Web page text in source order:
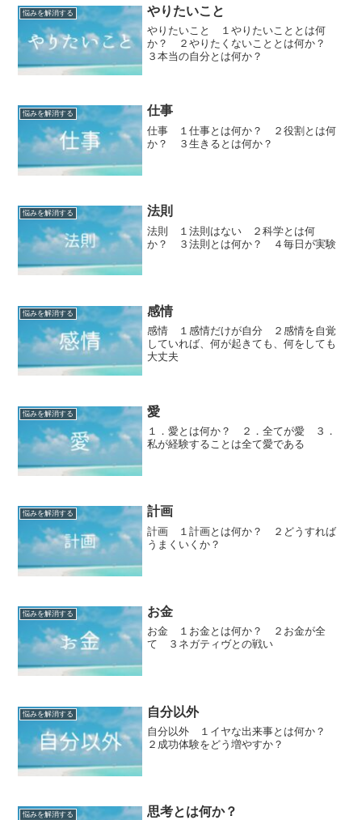
悩みを解消する やりたいこと
やりたいこと １やりたいこととは何
か？ ２やりたくないこととは何か？
３本当の自分とは何か？
悩みを解消する 仕事
仕事 １仕事とは何か？ ２役割とは何
か？ ３生きるとは何か？
悩みを解消する 法則
法則 １法則はない ２科学とは何
か？ ３法則とは何か？ ４毎日が実験
悩みを解消する 感情
感情 １感情だけが自分 ２感情を自覚
していれば、何が起きても、何をしても
大丈夫
悩みを解消する 愛
１．愛とは何か？ ２．全てが愛 ３．
私が経験することは全て愛である
悩みを解消する 計画
計画 １計画とは何か？ ２どうすれば
うまくいくか？
悩みを解消する お金
お金 １お金とは何か？ ２お金が全
て ３ネガティヴとの戦い
悩みを解消する 自分以外
自分以外 １イヤな出来事とは何か？
２成功体験をどう増やすか？
悩みを解消する 思考とは何か？